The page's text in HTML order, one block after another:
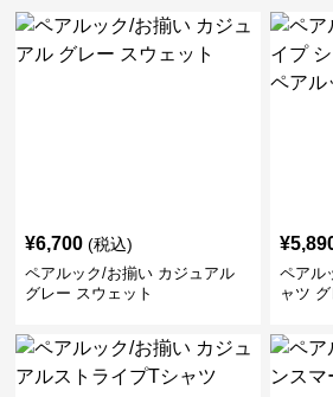
¥6,700 (税込)
ペアルック/お揃い カジュアル
グレー スウェット
¥
ペアル
ャツ